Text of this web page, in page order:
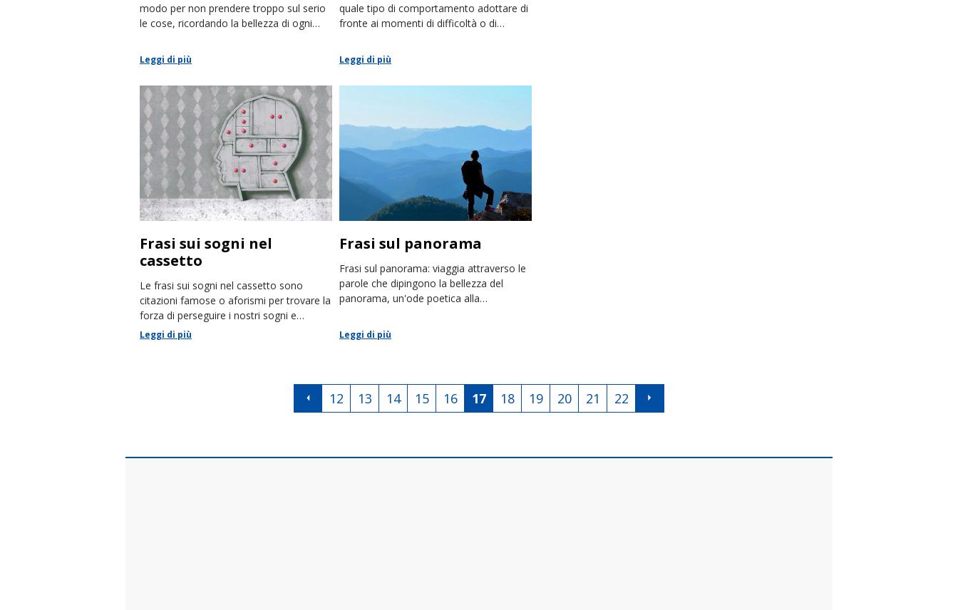
modo per non prendere troppo sul serio
le cose, ricordando la bellezza di ogni
Leggi di più
quale tipo di comportamento adottare di
fronte ai momenti di difficoltà o di
lavorativo.
Leggi di più
Frasi sui sogni nel
cassetto
Le frasi sui sogni nel cassetto sono
citazioni famose o aforismi per trovare la
forza di perseguire i nostri sogni e
renderli realtà.
Leggi di più
Frasi sul panorama
Frasi sul panorama: viaggia attraverso le
parole che dipingono la bellezza del
panorama, un'ode poetica alla
Leggi di più
12 13 14 15 16 17 18 19 20 21 22